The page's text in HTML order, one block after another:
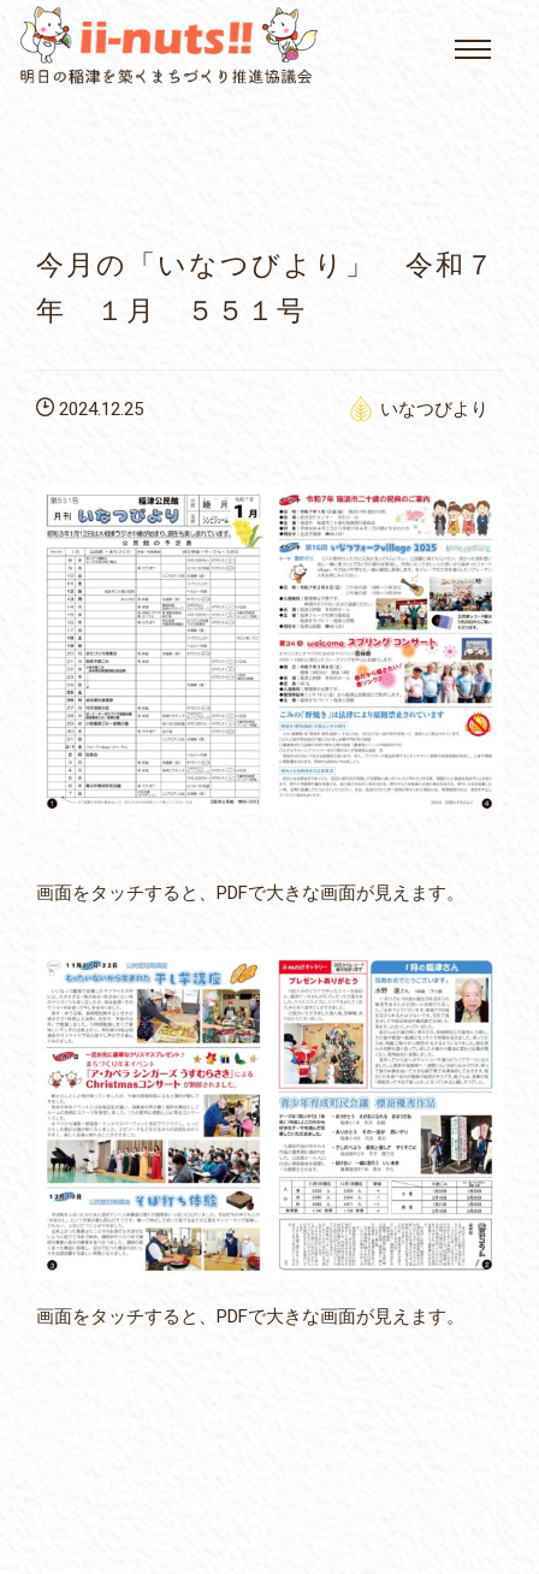
HOME
アクセス
今月の「いなつびより」 令和７
年 １月 ５５１号
いなつびより
2024.12.25
画面をタッチすると、PDFで大きな画面が見えます。
画面をタッチすると、PDFで大きな画面が見えます。